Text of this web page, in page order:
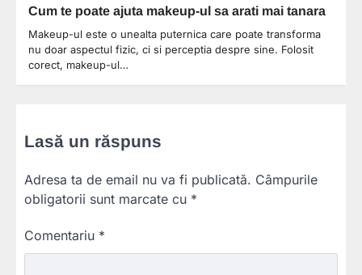
Cum te poate ajuta makeup-ul sa arati mai tanara
Makeup-ul este o unealta puternica care poate transforma
nu doar aspectul fizic, ci si perceptia despre sine. Folosit
corect, makeup-ul…
Lasă un răspuns
Adresa ta de email nu va fi publicată. Câmpurile
obligatorii sunt marcate cu *
Comentariu *